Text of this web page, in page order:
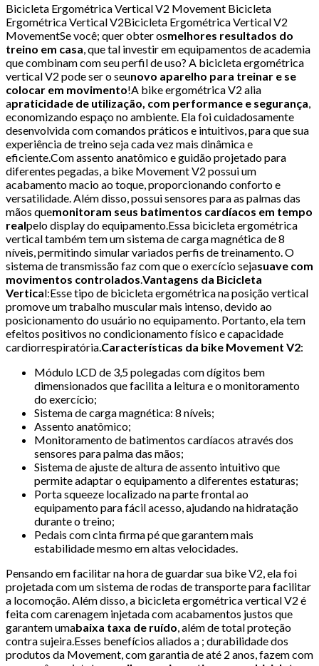
Bicicleta Ergométrica Vertical V2 Movement Bicicleta
Ergométrica Vertical V2Bicicleta Ergométrica Vertical V2
MovementSe você; quer obter osmelhores resultados do
treino em casa, que tal investir em equipamentos de academia
que combinam com seu perfil de uso? A bicicleta ergométrica
vertical V2 pode ser o seunovo aparelho para treinar e se
colocar em movimento!A bike ergométrica V2 alia
apraticidade de utilização, com performance e segurança,
economizando espaço no ambiente. Ela foi cuidadosamente
desenvolvida com comandos práticos e intuitivos, para que sua
experiência de treino seja cada vez mais dinâmica e
eficiente.Com assento anatômico e guidão projetado para
diferentes pegadas, a bike Movement V2 possui um
acabamento macio ao toque, proporcionando conforto e
versatilidade. Além disso, possui sensores para as palmas das
mãos quemonitoram seus batimentos cardíacos em tempo
realpelo display do equipamento.Essa bicicleta ergométrica
vertical também tem um sistema de carga magnética de 8
níveis, permitindo simular variados perfis de treinamento. O
sistema de transmissão faz com que o exercício sejasuave com
movimentos controlados.Vantagens da Bicicleta
Vertical:Esse tipo de bicicleta ergométrica na posição vertical
promove um trabalho muscular mais intenso, devido ao
posicionamento do usuário no equipamento. Portanto, ela tem
efeitos positivos no condicionamento físico e capacidade
cardiorrespiratória.Características da bike Movement V2:
Módulo LCD de 3,5 polegadas com dígitos bem
dimensionados que facilita a leitura e o monitoramento
do exercício;
Sistema de carga magnética: 8 níveis;
Assento anatômico;
Monitoramento de batimentos cardíacos através dos
sensores para palma das mãos;
Sistema de ajuste de altura de assento intuitivo que
permite adaptar o equipamento a diferentes estaturas;
Porta squeeze localizado na parte frontal ao
equipamento para fácil acesso, ajudando na hidratação
durante o treino;
Pedais com cinta firma pé que garantem mais
estabilidade mesmo em altas velocidades.
Pensando em facilitar na hora de guardar sua bike V2, ela foi
projetada com um sistema de rodas de transporte para facilitar
a locomoção. Além disso, a bicicleta ergométrica vertical V2 é
feita com carenagem injetada com acabamentos justos que
garantem umabaixa taxa de ruído, além de total proteção
contra sujeira.Esses benefícios aliados a ; durabilidade dos
produtos da Movement, com garantia de até 2 anos, fazem com